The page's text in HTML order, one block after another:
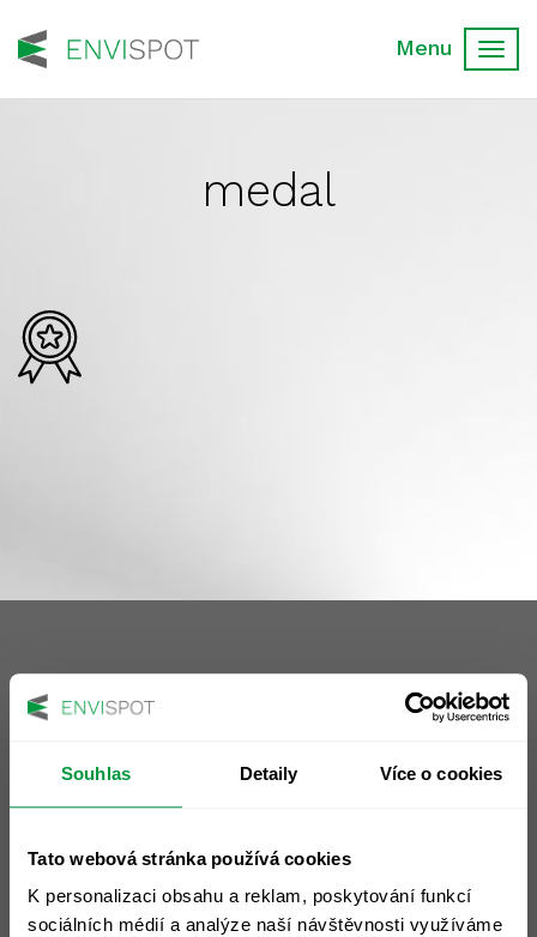
Souhlas Detaily Více o cookies
Tato webová stránka používá cookies
K personalizaci obsahu a reklam, poskytování funkcí
sociálních médií a analýze naší návštěvnosti využíváme
medal
Sídlo společnosti
ENVIspot, a.s.
nám. 14. října 1307/2
DIČ: CZ28472195